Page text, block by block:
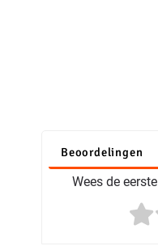
Beoordelingen
Wees de